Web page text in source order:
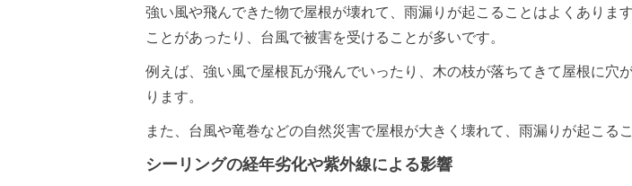
強い風や飛んできた物で屋根が壊れて、雨漏りが起こることはよくあり
ことがあったり、台風で被害を受けることが多いです。
例えば、強い風で屋根瓦が飛んでいったり、木の枝が落ちてきて屋根に
ります。
また、台風や竜巻などの自然災害で屋根が大きく壊れて、雨漏りが起こるこ
シーリングの経年劣化や紫外線による影響